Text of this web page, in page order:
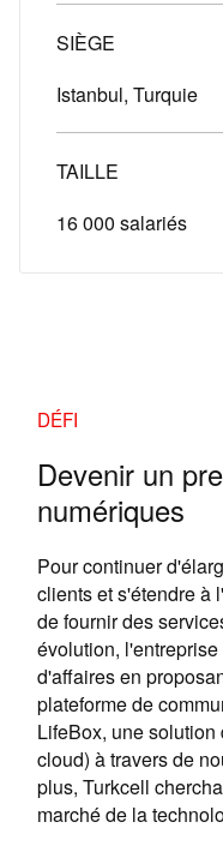
SIÈGE
Istanbul, Turquie
TAILLE
16 000 salariés
DÉFI
Devenir un
numériques
Pour continuer
clients et s'étendre à
de fournir des
évolution,
d'affaires en
plateforme de
LifeBox, une
cloud) à travers de
plus, Turkcell
marché de la